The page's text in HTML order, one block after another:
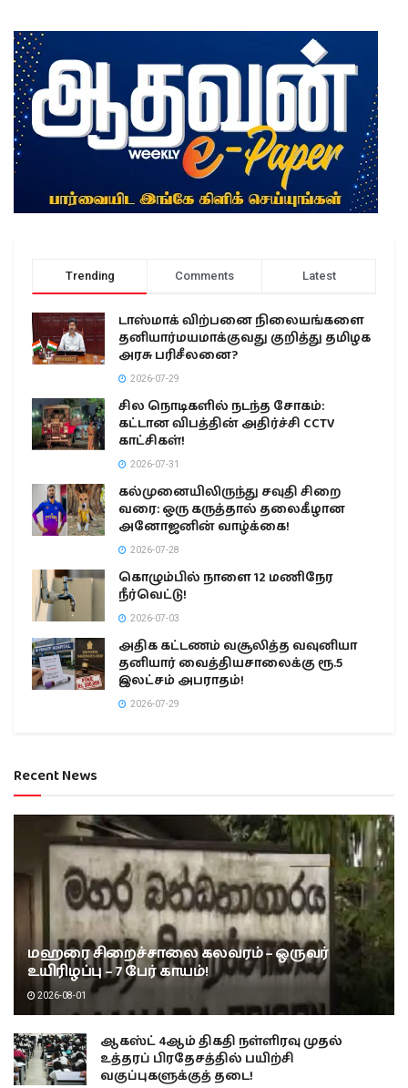
Trending Comments Latest
டாஸ்மாக் விற்பனை நிலையங்களை
தனியார்மயமாக்குவது குறித்து தமிழக
அரசு பரிசீலனை?
2026-07-29
சில நொடிகளில் நடந்த சோகம்:
கட்டான விபத்தின் அதிர்ச்சி CCTV
காட்சிகள்!
2026-07-31
கல்முனையிலிருந்து சவுதி சிறை
வரை: ஒரு கருத்தால் தலைகீழான
அனோஜனின் வாழ்க்கை!
2026-07-28
கொழும்பில் நாளை 12 மணிநேர
நீர்வெட்டு!
2026-07-03
அதிக கட்டணம் வசூலித்த வவுனியா
தனியார் வைத்தியசாலைக்கு ரூ.5
இலட்சம் அபராதம்!
2026-07-29
Recent News
மஹரை சிறைச்சாலை கலவரம் – ஒருவர்
உயிரிழப்பு – 7 பேர் காயம்!
2026-08-01
ஆகஸ்ட் 4ஆம் திகதி நள்ளிரவு முதல்
உத்தரப் பிரதேசத்தில் பயிற்சி
வகுப்புகளுக்குத் தடை!